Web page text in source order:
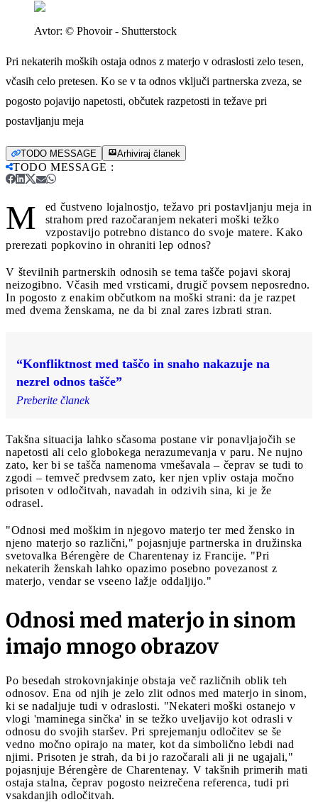
Avtor: © Phovoir - Shutterstock
Pri nekaterih moških ostaja odnos z materjo v odraslosti zelo tesen,
včasih celo pretesen. Ko se v ta odnos vključi partnerska zveza, se
pogosto pojavijo napetosti, občutek razpetosti in težave pri
postavljanju meja
TODO MESSAGE Arhiviraj članek
TODO MESSAGE :
M
ed čustveno lojalnostjo, težavo pri postavljanju meja in
strahom pred razočaranjem nekateri moški težko
vzpostavijo potrebno distanco do svoje matere. Kako
prerezati popkovino in ohraniti lep odnos?
V številnih partnerskih odnosih se tema tašče pojavi skoraj
neizogibno. Včasih med vrsticami, drugič povsem neposredno.
In pogosto z enakim občutkom na moški strani: da je razpet
med dvema ženskama, ne da bi znal zares izbrati stran.
“Konfliktnost med taščo in snaho nakazuje na
nezrel odnos tašče”
Preberite članek
Takšna situacija lahko sčasoma postane vir ponavljajočih se
napetosti ali celo globokega nerazumevanja v paru. Ne nujno
zato, ker bi se tašča namenoma vmešavala – čeprav se tudi to
zgodi – temveč predvsem zato, ker njen vpliv ostaja močno
prisoten v odločitvah, navadah in odzivih sina, ki je že
odrasel.
"Odnosi med moškim in njegovo materjo ter med žensko in
njeno materjo so različni," pojasnjuje partnerska in družinska
svetovalka Bérengère de Charentenay iz Francije. "Pri
nekaterih ženskah lahko opazimo posebno povezanost z
materjo, vendar se vseeno lažje oddaljijo."
Odnosi med materjo in sinom
imajo mnogo obrazov
Po besedah strokovnjakinje obstaja več različnih oblik teh
odnosov. Ena od njih je zelo zlit odnos med materjo in sinom,
ki se nadaljuje tudi v odraslosti. "Nekateri moški ostanejo v
vlogi 'maminega sinčka' in se težko uveljavijo kot odrasli v
odnosu do svojih staršev. Pri sprejemanju odločitev se še
vedno močno opirajo na mater, kot da simbolično lebdi nad
njimi. Prisoten je strah, da bi jo razočarali ali ji ne ugajali,"
pojasnjuje Bérengère de Charentenay. V takšnih primerih mati
ostaja stalna, čeprav pogosto neizrečena referenca, tudi pri
vsakdanjih odločitvah.